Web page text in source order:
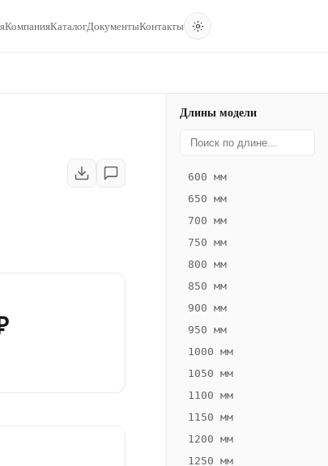
КомпанияКаталогДокументыКонтакты
Длины модели
600 мм
650 мм
700 мм
750 мм
800 мм
850 мм
900 мм
950 мм
1000 мм
1050 мм
1100 мм
1150 мм
1200 мм
1250 мм